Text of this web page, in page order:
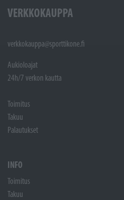
VERKKOKAUPPA
verkkokauppa@sporttikone.fi
Aukioloajat
24h/7 verkon kautta
Toimitus
Takuu
Palautukset
INFO
Toimitus
Takuu